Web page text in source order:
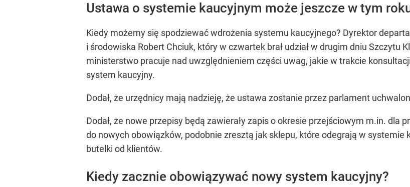
Ustawa o systemie kaucyjnym może jeszcze w tym
Kiedy możemy się spodziewać wdrożenia systemu kaucyjnego? Dyrektor
i środowiska Robert Chciuk, który w czwartek brał udział w drugim dniu Szczytu
ministerstwo pracuje nad uwzględnieniem części uwag, jakie w trakcie
system kaucyjny.
Dodał, że urzędnicy mają nadzieję, że ustawa zostanie przez parlament
Dodał, że nowe przepisy będą zawierały zapis o okresie przejściowym m.in. dla
do nowych obowiązków, podobnie zresztą jak sklepu, które odegrają w
butelki od klientów.
Kiedy zacznie obowiązywać nowy system kaucyjny?